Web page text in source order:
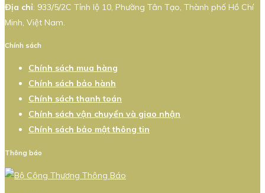
Địa chỉ: 933/5/2C Tỉnh lộ 10, Phường Tân Tạo, Thành phố Hồ Chí
Minh, Việt Nam.
Chính sách
Chính sách mua hàng
Chính sách bảo hành
Chính sách thanh toán
Chính sách vận chuyển và giao nhận
Chính sách bảo mật thông tin
Thông báo